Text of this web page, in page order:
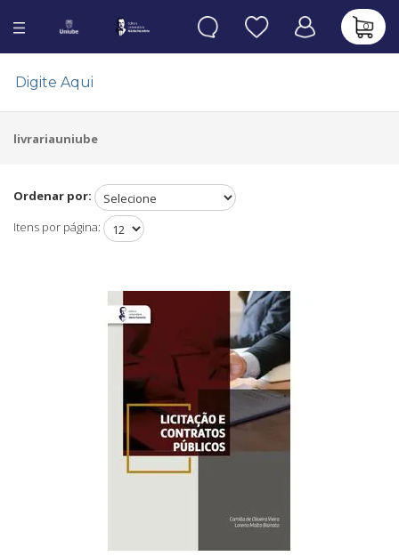
0
livrariauniube
Ordenar por:
Itens por página: